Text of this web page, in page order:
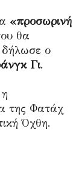
«προσωρινή
θα
δήλωσε ο
Γι.
της Φατάχ
Όχθη.